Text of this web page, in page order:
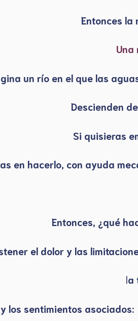
Entonces la
Una
un río en el que las
Descienden
Si quisieras
en hacerlo, con ayuda
Entonces, ¿qué
el dolor y las
la
y los sentimientos